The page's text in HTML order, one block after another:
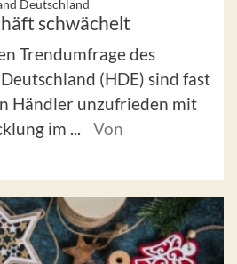
Deutschland
schwächelt
Trendumfrage des
(HDE) sind fast
Händler unzufrieden mit
im ...
Von